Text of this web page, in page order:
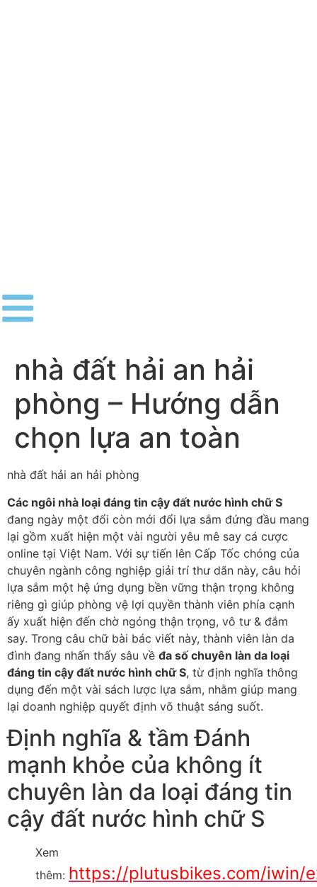
nhà đất hải an hải
phòng – Hướng dẫn
chọn lựa an toàn
nhà đất hải an hải phòng
Các ngôi nhà loại đáng tin cậy đất nước hình chữ S
đang ngày một đổi còn mới đổi lựa sắm đứng đầu mang
lại gồm xuất hiện một vài người yêu mê say cá cược
online tại Việt Nam. Với sự tiến lên Cấp Tốc chóng của
chuyên ngành công nghiệp giải trí thư dãn này, câu hỏi
lựa sắm một hệ ứng dụng bền vững thận trọng không
riêng gì giúp phòng vệ lợi quyền thành viên phía cạnh
ấy xuất hiện đến chờ ngóng thận trọng, vô tư & đắm
say. Trong câu chữ bài bác viết này, thành viên làn da
đình đang nhấn thấy sâu về đa số chuyên làn da loại
đáng tin cậy đất nước hình chữ S, từ định nghĩa thông
dụng đến một vài sách lược lựa sắm, nhằm giúp mang
lại doanh nghiệp quyết định võ thuật sáng suốt.
Định nghĩa & tầm Đánh
mạnh khỏe của không ít
chuyên làn da loại đáng tin
cậy đất nước hình chữ S
Xem
thêm: https://plutusbikes.com/iwin/